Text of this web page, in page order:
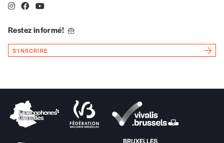
*champs obligatoires
Abonnement
20€*/an
Par numéro
5€*
Restez informé!
S'INSCRIRE